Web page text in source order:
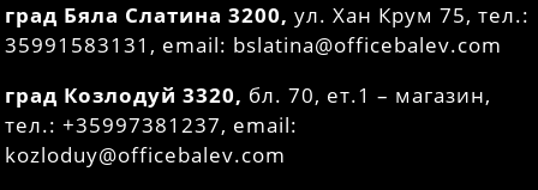
град Бяла Слатина 3200,ул. Хан Крум 75, тел.:
35991583131, email: bslatina@officebalev.com
град Козлодуй 3320, бл. 70, ет.1 – магазин,
тел.: +35997381237, email:
kozloduy@officebalev.com